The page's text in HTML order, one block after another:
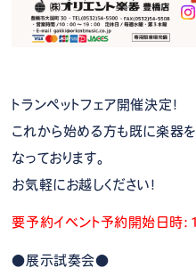
トランペットフェア開催決定！
これから始める方も既に楽器
なっております。
お気軽にお越しください！
要予約イベント予約開始日
●展示試奏会●